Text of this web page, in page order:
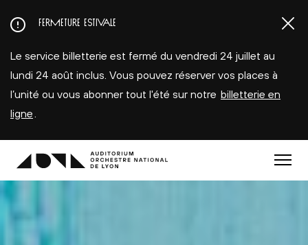
au
principal
FERMETURE ESTIVALE
Le service billetterie est fermé du vendredi 24 juillet au
lundi 24 août inclus. Vous pouvez réserver vos places à
l’unité ou vous abonner tout l'été sur notre billetterie en
ligne
Menu